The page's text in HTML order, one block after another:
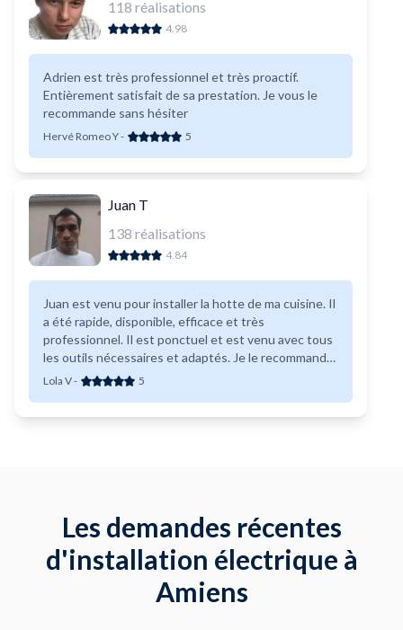
118 réalisations
4.98
Adrien est très professionnel et très proactif.
Entièrement satisfait de sa prestation. Je vous le
recommande sans hésiter
Hervé Romeo Y- 5
Juan T
138 réalisations
4.84
Juan est venu pour installer la hotte de ma cuisine. Il
a été rapide, disponible, efficace et très
professionnel. Il est ponctuel et est venu avec tous
les outils nécessaires et adaptés. Je le recommande
pour vos petits ou grands travaux d’aménagement.
Lola V- 5
Les demandes récentes
d'installation électrique à
Amiens